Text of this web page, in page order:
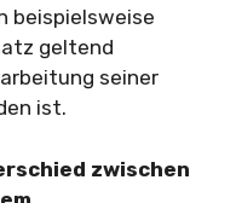
beispielsweise
geltend
seiner
ist.
zwischen